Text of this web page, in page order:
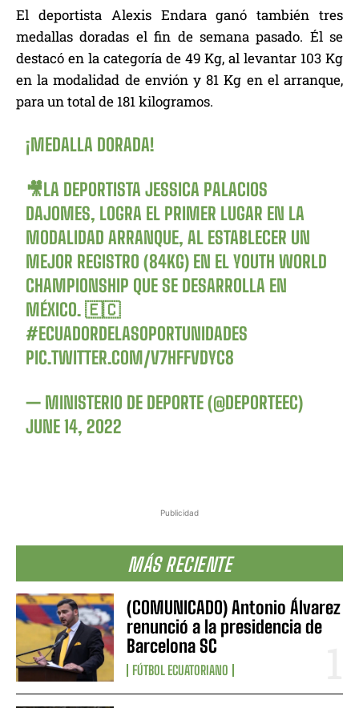
Publicidad
MÁS RECIENTE
(COMUNICADO) Antonio Álvarez
renunció a la presidencia de
Barcelona SC
FÚTBOL ECUATORIANO
El deportista Alexis Endara ganó también tres
medallas doradas el fin de semana pasado. Él se
destacó en la categoría de 49 Kg, al levantar 103 Kg
en la modalidad de envión y 81 Kg en el arranque,
para un total de 181 kilogramos.
¡MEDALLA DORADA!
🎥LA DEPORTISTA JESSICA PALACIOS
DAJOMES, LOGRA EL PRIMER LUGAR EN LA
MODALIDAD ARRANQUE, AL ESTABLECER UN
MEJOR REGISTRO (84KG) EN EL YOUTH WORLD
CHAMPIONSHIP QUE SE DESARROLLA EN
MÉXICO. 🇪🇨
#ECUADORDELASOPORTUNIDADES
PIC.TWITTER.COM/V7HFFVDYC8
— MINISTERIO DE DEPORTE (@DEPORTEEC)
JUNE 14, 2022